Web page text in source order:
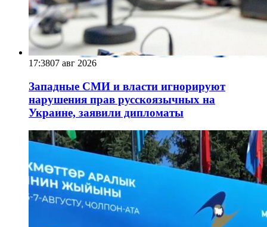
17:3807 авг 2026
Западные СМИ и власти игнорируют
нарушения прав русскоязычных на
Украине, заявили дипломаты